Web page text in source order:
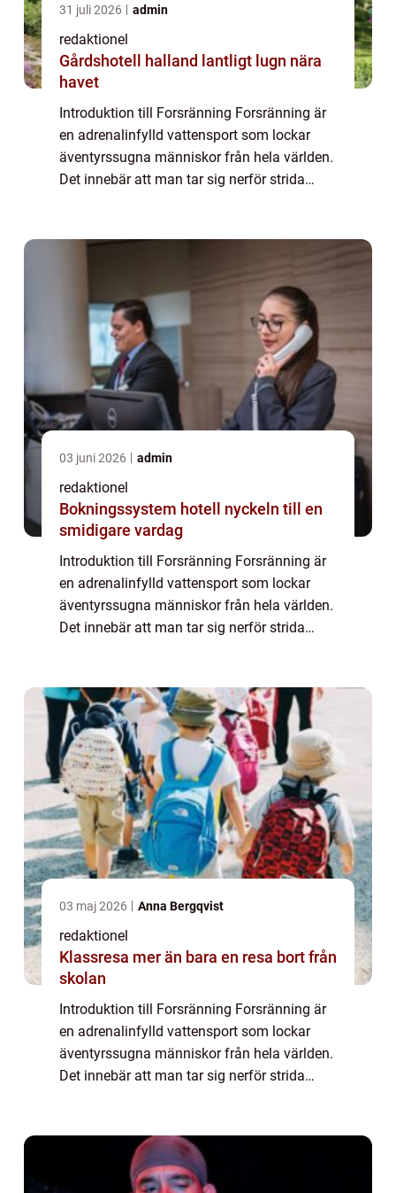
31 juli 2026 admin
redaktionel
Gårdshotell halland lantligt lugn nära
havet
Introduktion till Forsränning Forsränning är
en adrenalinfylld vattensport som lockar
äventyrssugna människor från hela världen.
Det innebär att man tar sig nerför strida
03 juni 2026 admin
redaktionel
Bokningssystem hotell nyckeln till en
smidigare vardag
Introduktion till Forsränning Forsränning är
en adrenalinfylld vattensport som lockar
äventyrssugna människor från hela världen.
Det innebär att man tar sig nerför strida
03 maj 2026 Anna Bergqvist
redaktionel
Klassresa mer än bara en resa bort från
skolan
Introduktion till Forsränning Forsränning är
en adrenalinfylld vattensport som lockar
äventyrssugna människor från hela världen.
Det innebär att man tar sig nerför strida